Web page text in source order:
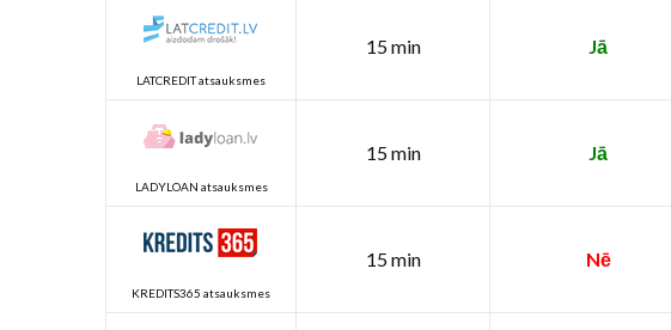
LATCREDIT atsauksmes
15 min Jā
LADYLOAN atsauksmes
15 min Jā
KREDITS365 atsauksmes
15 min Nē